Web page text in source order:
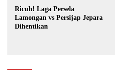
Ricuh! Laga Persela
Lamongan vs Persijap Jepara
Dihentikan